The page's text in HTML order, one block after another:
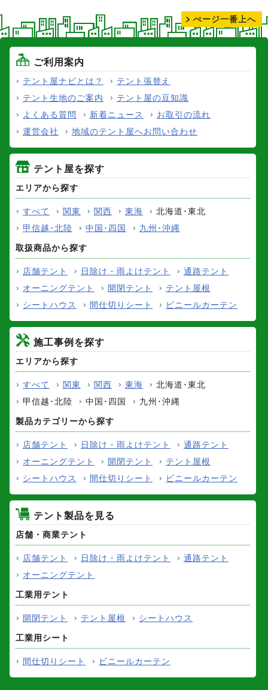
ぺージ一番上へ
ご利用案内
テント屋ナビとは？
テント張替え
テント生地のご案内
テント屋の豆知識
よくある質問
新着ニュース
お取引の流れ
運営会社
地域のテント屋へお問い合わせ
テント屋を探す
エリアから探す
すべて 関東 関西 東海
北海道･東北
甲信越･北陸
中国･四国 九州･沖縄
取扱商品から探す
店舗テント 日除け・雨よけテント
通路テント
オーニングテント
開閉テント
テント屋根
シートハウス
間仕切りシート ビニールカーテン
施工事例を探す
エリアから探す
すべて 関東 関西 東海
北海道･東北
甲信越･北陸
中国･四国 九州･沖縄
製品カテゴリーから探す
店舗テント 日除け・雨よけテント
通路テント
オーニングテント
開閉テント
テント屋根
シートハウス
間仕切りシート ビニールカーテン
テント製品を見る
店舗・商業テント
店舗テント 日除け・雨よけテント
通路テント
オーニングテント
工業用テント
開閉テント テント屋根 シートハウス
工業用シート
間仕切りシート ビニールカーテン